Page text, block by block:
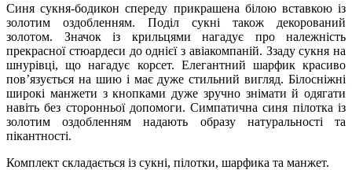
Синя сукня-бодикон спереду прикрашена білою вставкою із
золотим оздобленням. Поділ сукні також декорований
золотом. Значок із крильцями нагадує про належність
прекрасної стюардеси до однієї з авіакомпаній. Ззаду сукня на
шнурівці, що нагадує корсет. Елегантний шарфик красиво
пов’язується на шию і має дуже стильний вигляд. Білосніжні
широкі манжети з кнопками дуже зручно знімати й одягати
навіть без сторонньої допомоги. Симпатична синя пілотка із
золотим оздобленням надають образу натуральності та
пікантності.
Комплект складається із сукні, пілотки, шарфика та манжет.